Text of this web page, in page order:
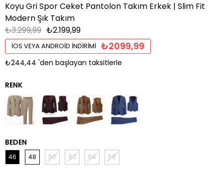
Koyu Gri Spor Ceket Pantolon Takım Erkek | Slim Fit
Modern Şık Takım
₺3.299,99 ₺2.199,99
İOS VEYA ANDROID İNDIRIMI ₺2099,99
₺244,44 'den başlayan taksitlerle
BEDEN
46 48 50 52 54 56